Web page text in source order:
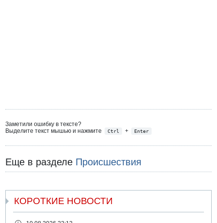
Заметили ошибку в тексте?
Выделите текст мышью и нажмите
Ctrl + Enter
Еще в разделе Происшествия
КОРОТКИЕ НОВОСТИ